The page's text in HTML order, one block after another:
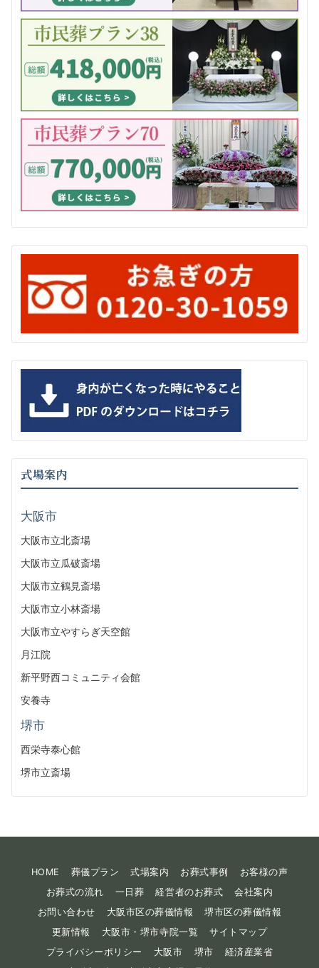
式場案内
大阪市
大阪市立北斎場
大阪市立瓜破斎場
大阪市立鶴見斎場
大阪市立小林斎場
大阪市立やすらぎ天空館
月江院
新平野西コミュニティ会館
安養寺
堺市
西栄寺泰心館
堺市立斎場
HOME 葬儀プラン 式場案内 お葬式事例
お客様の声
お葬式の流れ
一日葬 経営者のお葬式
会社案内
お問い合わせ
大阪市区の葬儀情報
堺市区の葬儀情報
更新情報
大阪市・堺市寺院一覧
サイトマップ
プライバシーポリシー
大阪市 堺市
経済産業省